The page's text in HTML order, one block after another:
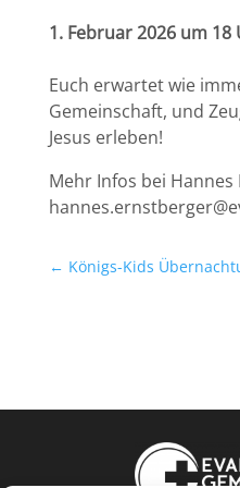
1. Februar 2026 um 18
Euch erwartet wie
Gemeinschaft, und
Jesus erleben!
Mehr Infos bei
← Königs-Kids